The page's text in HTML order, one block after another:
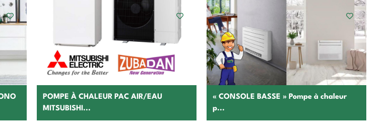
POMPE À CHALEUR PAC AIR/EAU
MITSUBISHI...
« CONSOLE BASSE » Pompe à chaleur
p...